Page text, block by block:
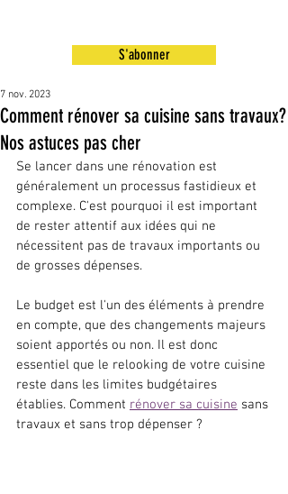
S'abonner
Comment rénover sa cuisine sans travaux?
Nos astuces pas cher
7 nov. 2023
Se lancer dans une rénovation est
généralement un processus fastidieux et
complexe. C'est pourquoi il est important
de rester attentif aux idées qui ne
nécessitent pas de travaux importants ou
de grosses dépenses.
Le budget est l'un des éléments à prendre
en compte, que des changements majeurs
soient apportés ou non. Il est donc
essentiel que le relooking de votre cuisine
reste dans les limites budgétaires
établies. Comment rénover sa cuisine sans
travaux et sans trop dépenser ?